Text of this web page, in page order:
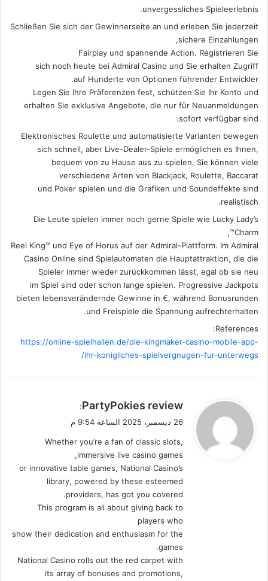
unvergessliches Spieleerlebnis.
Schließen Sie sich der Gewinnerseite an und erleben Sie jederzeit
sichere Einzahlungen,
Fairplay und spannende Action. Registrieren Sie
sich noch heute bei Admiral Casino und Sie erhalten Zugriff
auf Hunderte von Optionen führender Entwickler.
Legen Sie Ihre Präferenzen fest, schützen Sie Ihr Konto und
erhalten Sie exklusive Angebote, die nur für Neuanmeldungen
sofort verfügbar sind.
Elektronisches Roulette und automatisierte Varianten bewegen
sich schnell, aber Live-Dealer-Spiele ermöglichen es Ihnen,
bequem von zu Hause aus zu spielen. Sie können viele
verschiedene Arten von Blackjack, Roulette, Baccarat
und Poker spielen und die Grafiken und Soundeffekte sind
realistisch.
Die Leute spielen immer noch gerne Spiele wie Lucky Lady’s
Charm™,
Reel King™ und Eye of Horus auf der Admiral-Plattform. Im Admiral
Casino Online sind Spielautomaten die Hauptattraktion, die die
Spieler immer wieder zurückkommen lässt, egal ob sie neu
im Spiel sind oder schon lange spielen. Progressive Jackpots
bieten lebensverändernde Gewinne in €, während Bonusrunden
und Freispiele die Spannung aufrechterhalten.
References:
https://online-spielhallen.de/die-kingmaker-casino-mobile-app-
ihr-konigliches-spielvergnugen-fur-unterwegs/
ي
ق
ل
PartyPokies review
:
26 ديسمبر، 2025 الساعة 9:54 م
Whether you’re a fan of classic slots,
immersive live casino games,
or innovative table games, National Casino’s
library, powered by these esteemed
providers, has got you covered.
This program is all about giving back to
players who
show their dedication and enthusiasm for the
games.
National Casino rolls out the red carpet with
its array of bonuses and promotions,